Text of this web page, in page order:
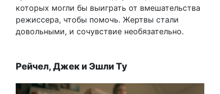
которых могли бы выиграть от вмешательства
режиссера, чтобы помочь. Жертвы стали
довольными, и сочувствие необязательно.
Рейчел, Джек и Эшли Ту